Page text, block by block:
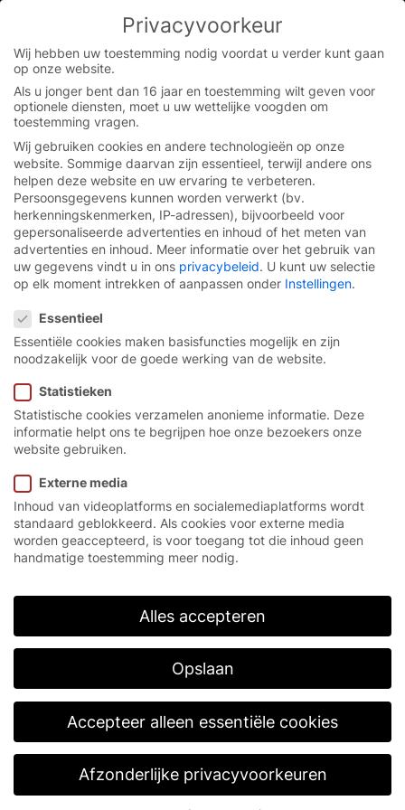
You are currently on the Flemish website.
Switch to the English version.
Skip
content
SnelloopspiraalpoortEFA-
SST® TK-100.
Een echte specialist.
De snelloopspiraalpoort EFA-SST® TK-100 is de
eerste echte eenpoortoplossing voor
sluitingssnelheden bereikt ze de beste
isolatiewaarden voor spiraalpoorten en is ze dus
voor elke diepvriesruimte een oplossing van hoge
Privacyvoorkeur
Wij hebben uw toestemming nodig voordat u verder kunt gaan
op onze website.
Als u jonger bent dan 16 jaar en toestemming wilt geven voor
optionele diensten, moet u uw wettelijke voogden om
toestemming vragen.
Wij gebruiken cookies en andere technologieën op onze
website. Sommige daarvan zijn essentieel, terwijl andere ons
helpen deze website en uw ervaring te verbeteren.
Persoonsgegevens kunnen worden verwerkt (bv.
herkenningskenmerken, IP-adressen), bijvoorbeeld voor
gepersonaliseerde advertenties en inhoud of het meten van
advertenties en inhoud. Meer informatie over het gebruik van
uw gegevens vindt u in ons privacybeleid. U kunt uw selectie
op elk moment intrekken of aanpassen onder Instellingen.
Essentieel
Essentiële cookies maken basisfuncties mogelijk en zijn
noodzakelijk voor de goede werking van de website.
Statistieken
Statistische cookies verzamelen anonieme informatie. Deze
informatie helpt ons te begrijpen hoe onze bezoekers onze
website gebruiken.
Externe media
Inhoud van videoplatforms en socialemediaplatforms wordt
standaard geblokkeerd. Als cookies voor externe media
worden geaccepteerd, is voor toegang tot die inhoud geen
handmatige toestemming meer nodig.
Alles accepteren
Opslaan
Accepteer alleen essentiële cookies
Afzonderlijke privacyvoorkeuren